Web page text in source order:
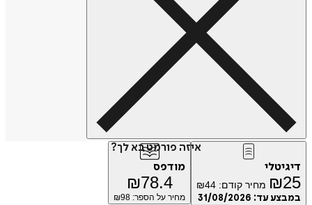
איזה פורמט בא לך?
₪ מחיר קודם: ₪44
עד:31/08/2026
מודפס
₪78.4
מחיר על הספר: ₪98